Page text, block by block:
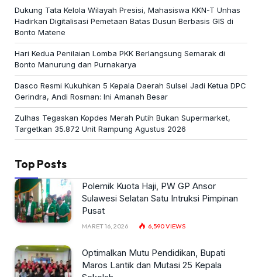
Dukung Tata Kelola Wilayah Presisi, Mahasiswa KKN-T Unhas
Hadirkan Digitalisasi Pemetaan Batas Dusun Berbasis GIS di
Bonto Matene
Hari Kedua Penilaian Lomba PKK Berlangsung Semarak di
Bonto Manurung dan Purnakarya
Dasco Resmi Kukuhkan 5 Kepala Daerah Sulsel Jadi Ketua DPC
Gerindra, Andi Rosman: Ini Amanah Besar
Zulhas Tegaskan Kopdes Merah Putih Bukan Supermarket,
Targetkan 35.872 Unit Rampung Agustus 2026
Top Posts
Polemik Kuota Haji, PW GP Ansor
Sulawesi Selatan Satu Intruksi Pimpinan
Pusat
MARET 16, 2026 6,590VIEWS
Optimalkan Mutu Pendidikan, Bupati
Maros Lantik dan Mutasi 25 Kepala